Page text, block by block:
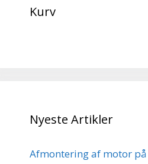
Kurv
Nyeste Artikler
Afmontering af motor på